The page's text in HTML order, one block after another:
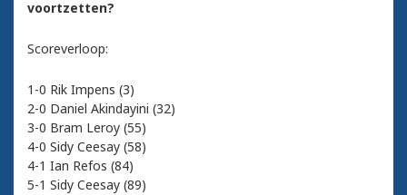
voortzetten?
Scoreverloop:
1-0 Rik Impens (3)
2-0 Daniel Akindayini (32)
3-0 Bram Leroy (55)
4-0 Sidy Ceesay (58)
4-1 Ian Refos (84)
5-1 Sidy Ceesay (89)